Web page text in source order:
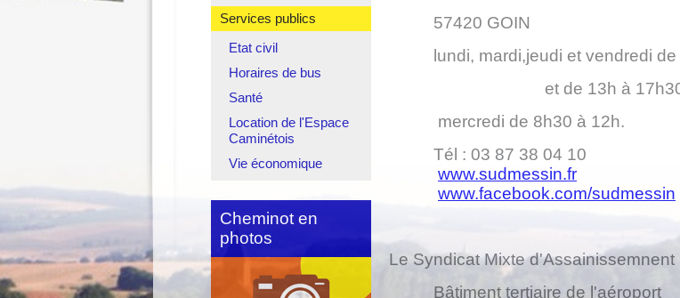
Services publics
Etat civil
Horaires de bus
Santé
Location de l'Espace
Caminétois
Vie économique
Cheminot en
photos
57420 GOIN
lundi, mardi,jeudi et vendredi de
et de 13h à
mercredi de 8h30 à 12h.
Tél : 03 87 38 04 10
www.sudmessin.fr
www.facebook.com/sudmessin
Le Syndicat Mixte d'Assainissemnent
Bâtiment tertiaire de l'aéroport